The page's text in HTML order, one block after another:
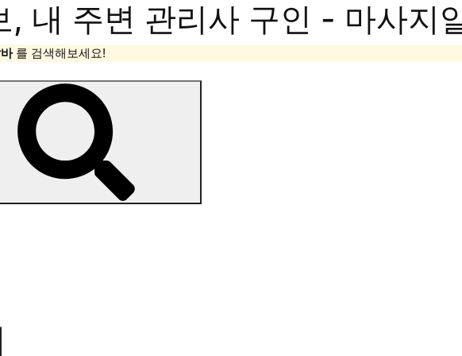
, 내 주변 관리사 구인 - 마사지
를 검색해보세요!